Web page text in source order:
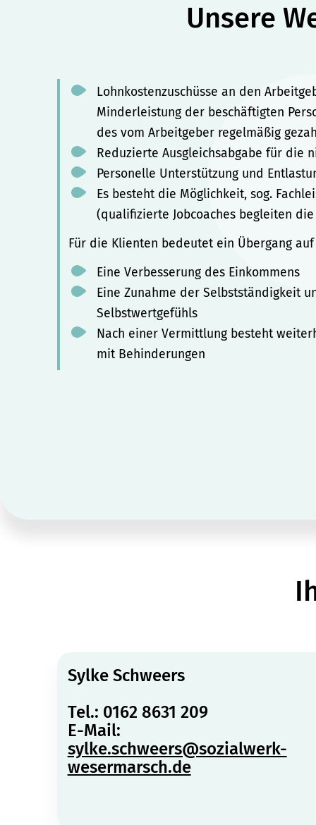
Unsere
Lohnkostenzuschüsse an den
Minderleistung der beschäftigten
des vom Arbeitgeber regelmäßig
Reduzierte Ausgleichsabgabe für die
Personelle Unterstützung und
Es besteht die Möglichkeit, sog.
(qualifizierte Jobcoaches begleiten
Für die Klienten bedeutet ein Übergang
Eine Verbesserung des Einkommens
Eine Zunahme der Selbstständigkeit
Selbstwertgefühls
Nach einer Vermittlung besteht
mit Behinderungen
Sylke Schweers
Tel.: 0162 8631 209
E-Mail:
sylke.schweers@sozialwerk-
wesermarsch.de